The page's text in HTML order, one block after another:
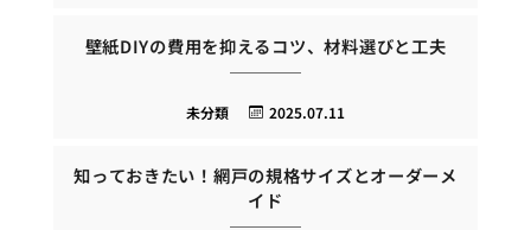
壁紙DIYの費用を抑えるコツ、材料選びと工夫
2025.07.11
未分類
知っておきたい！網戸の規格サイズとオーダーメ
イド